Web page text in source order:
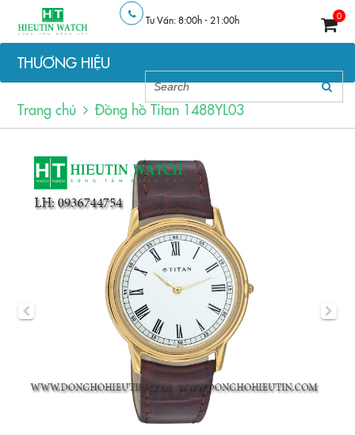
Tư Vấn: 8:00h - 21:00h 0
THƯƠNG HIỆU
Trang chủ Đồng hồ Titan 1488YL03